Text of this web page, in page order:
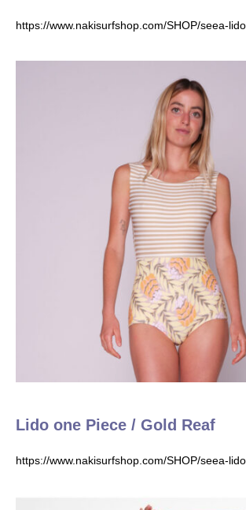
https://www.nakisurfshop.com/SHOP/seea-
Lido one Piece / Gold Reaf
https://www.nakisurfshop.com/SHOP/seea-